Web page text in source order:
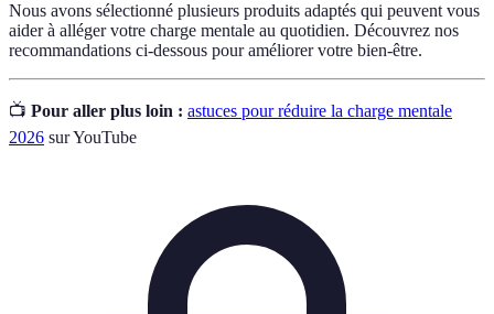
Nous avons sélectionné plusieurs produits adaptés qui peuvent vous
aider à alléger votre charge mentale au quotidien. Découvrez nos
recommandations ci-dessous pour améliorer votre bien-être.
📺 Pour aller plus loin : astuces pour réduire la charge mentale
2026 sur YouTube